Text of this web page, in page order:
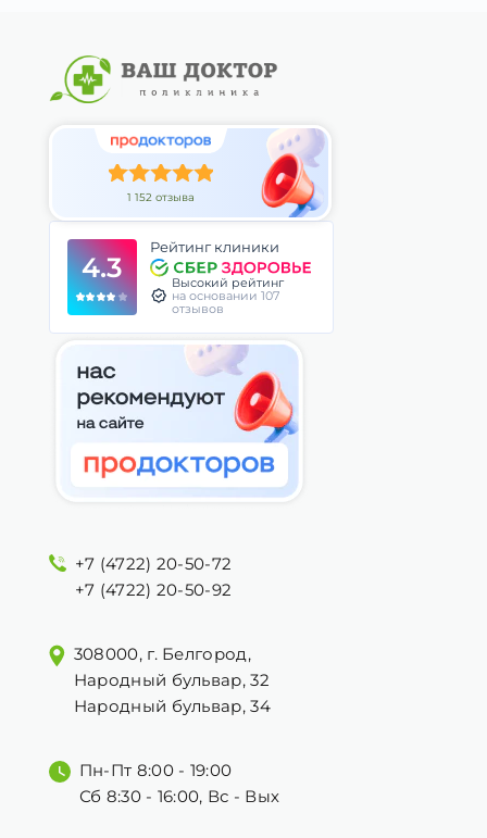
1 152 отзыва
4.3
Рейтинг клиники
Высокий рейтинг
на основании 107
отзывов
+7 (4722) 20-50-72
+7 (4722) 20-50-92
308000, г. Белгород,
Народный бульвар, 32
Народный бульвар, 34
Пн-Пт 8:00 - 19:00
Сб 8:30 - 16:00, Вс - Вых